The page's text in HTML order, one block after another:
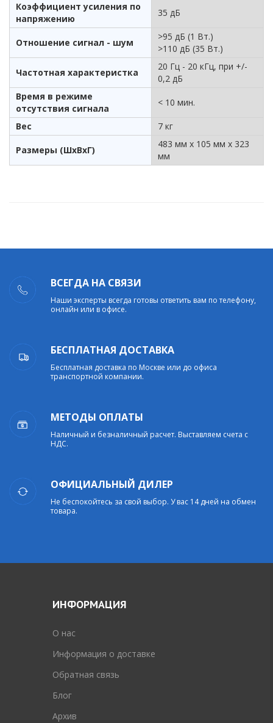
Коэффициент усиления по
напряжению
35 дБ
Отношение сигнал - шум
>95 дБ (1 Вт.)
>110 дБ (35 Вт.)
Частотная характеристка
20 Гц - 20 кГц, при +/-
0,2 дБ
Время в режиме
отсутствия сигнала
< 10 мин.
Вес 7 кг
Размеры (ШхВхГ)
483 мм х 105 мм х 323
мм
ВСЕГДА НА СВЯЗИ
Наши эксперты всегда готовы ответить вам по телефону,
онлайн или в офисе.
БЕСПЛАТНАЯ ДОСТАВКА
Бесплатная доставка по Москве или до офиса
транспортной компании.
МЕТОДЫ ОПЛАТЫ
Наличный и безналичный расчет. Выставляем счета с
НДС.
ОФИЦИАЛЬНЫЙ ДИЛЕР
Не беспокойтесь за свой выбор. У вас 14 дней на обмен
товара.
ИНФОРМАЦИЯ
O нас
Информация о доставке
Обратная связь
Блог
Архив